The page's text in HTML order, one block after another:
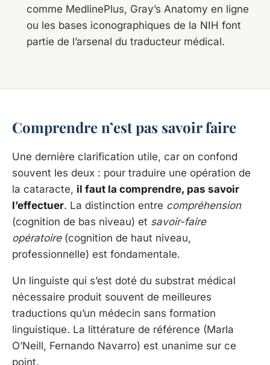
comme MedlinePlus, Gray’s Anatomy en ligne
ou les bases iconographiques de la NIH font
partie de l’arsenal du traducteur médical.
Comprendre n’est pas savoir faire
Une dernière clarification utile, car on confond
souvent les deux : pour traduire une opération de
la cataracte, il faut la comprendre, pas savoir
l’effectuer. La distinction entre compréhension
(cognition de bas niveau) et savoir-faire
opératoire(cognition de haut niveau,
professionnelle) est fondamentale.
Un linguiste qui s’est doté du substrat médical
nécessaire produit souvent de meilleures
traductions qu’un médecin sans formation
linguistique. La littérature de référence (Marla
O’Neill, Fernando Navarro) est unanime sur ce
point.